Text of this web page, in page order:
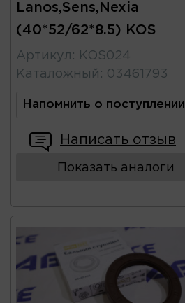
Lanos,Sens,Nexia
(40*52/62*8.5) KOS
Артикул :
KOS024
Каталожный : 03461793
Напомнить о поступлении
Написать отзыв
Показать аналоги